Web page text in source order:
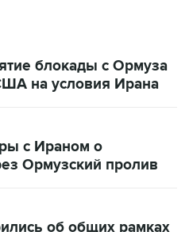
блокады с Ормуза
на условия Ирана
с Ираном о
Ормузский пролив
об общих рамках